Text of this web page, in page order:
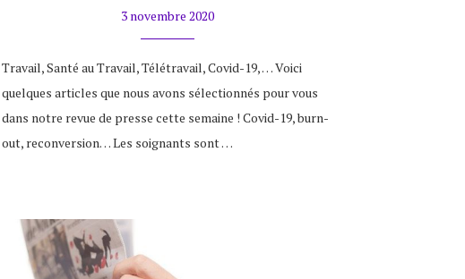
3 novembre 2020
Travail, Santé au Travail, Télétravail, Covid-19, … Voici
quelques articles que nous avons sélectionnés pour vous
dans notre revue de presse cette semaine ! Covid-19, burn-
out, reconversion… Les soignants sont …